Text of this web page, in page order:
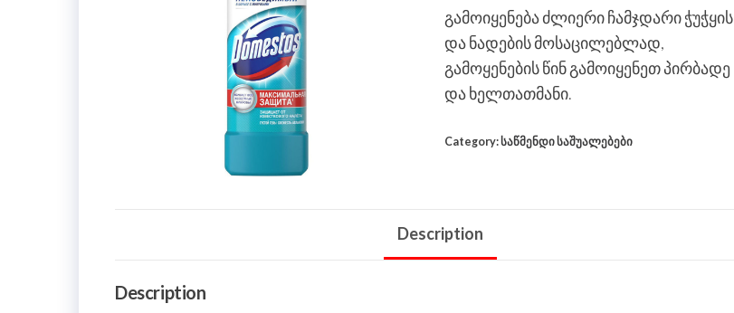
გამოიყენება ძლიერი ჩამჯდარი ჭუჭყის
და ნადების მოსაცილებლად,
გამოყენების წინ გამოიყენეთ პირბადე
და ხელთათმანი.
Category:საწმენდი საშუალებები
Description
Description